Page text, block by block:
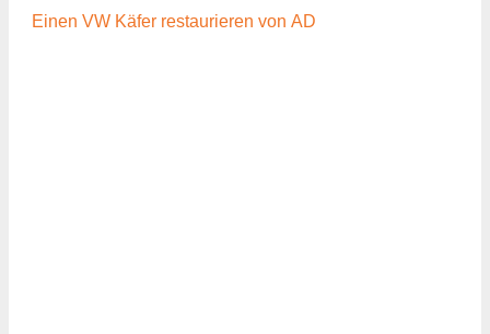
Einen VW Käfer restaurieren von AD